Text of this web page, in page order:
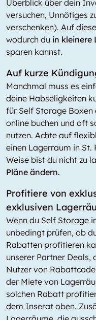
Überblick über dein
versuchen, Unnötiges
verschenken). Auf
wodurch du in kleinere
sparen kannst.
Auf kurze
Manchmal muss es
deine Habseligkeiten
für Self Storage Boxen
online buchen und oft
nutzen. Achte auf
einen Lagerraum in St.
Weise bist du nicht zu
Pläne ändern.
Profitiere von
exklusiven
Wenn du Self Storage
unbedingt prüfen, ob
Rabatten profitieren
unserer Partner Deals,
Nutzer von
der Miete von
solchen Rabatt
dem Inserat oben.